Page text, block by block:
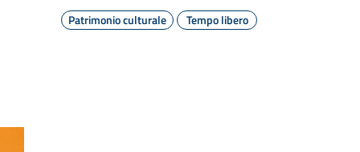
Patrimonio culturale
Tempo libero